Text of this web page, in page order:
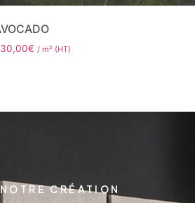
€ / m² (HT)
CRÉATION